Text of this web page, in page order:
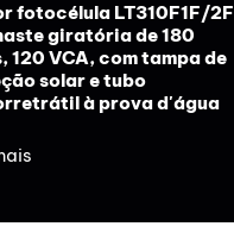
fotocélula LT310F1F/2F
giratória de 180
120 VCA, com tampa de
solar e tubo
à prova d'água